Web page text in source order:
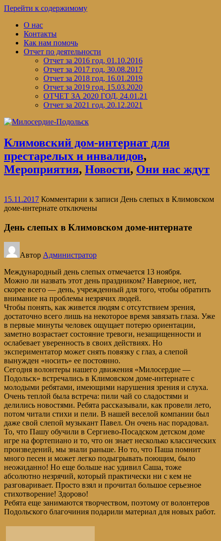
Перейти к содержимому
О нас
Контакты
Как нам помочь
Отчет по деятельности
Отчет за 2016 год, 01.10.2016
Отчет за 2017 год, 30.08.2017
Отчет за 2018 год, 16.01.2019
Отчет за 2019 год, 15.03.2020
ОТЧЕТ ЗА 2020 ГОД, 24.01.21
Отчет за 2021 год, 20.12.2021
Климовский дом-интернат для
престарелых и инвалидов,
Мероприятия, Новости, Они нас ждут
15.11.2017 Комментарии к записи День слепых в Климовском
доме-интернате отключены
День слепых в Климовском доме-интернате
Автор Администратор
Международный день слепых отмечается 13 ноября.
Можно ли назвать этот день праздником? Наверное, нет,
скорее всего — день, учрежденный для того, чтобы обратить
внимание на проблемы незрячих людей.
Чтобы понять, как живется людям с отсутствием зрения,
достаточно всего лишь на некоторое время завязать глаза. Уже
в первые минуты человек ощущает потерю ориентации,
заметно возрастает состояние тревоги, незащищенности и
ослабевает уверенность в своих действиях. Но
экспериментатор может снять повязку с глаз, а слепой
вынужден «носить» ее постоянно.
Сегодня волонтеры нашего движения «Милосердие —
Подольск» встречались в Климовском доме-интернате с
молодыми ребятами, имеющими нарушения зрения и слуха.
Очень теплой была встреча: пили чай со сладостями и
делились новостями. Ребята рассказывали, как провели лето,
потом читали стихи и пели. В нашей веселой компании был
даже свой слепой музыкант Павел. Он очень нас порадовал.
То, что Пашу обучили в Сергиево-Посадском детском доме
игре на фортепиано и то, что он знает несколько классических
произведений, мы знали раньше. Но то, что Паша помнит
много песен и может легко подыгрывать поющим, было
неожиданно! Но еще больше нас удивил Саша, тоже
абсолютно незрячий, который практически ни с кем не
разговаривает. Просто взял и прочитал большое серьезное
стихотворение! Здорово!
Ребята еще занимаются творчеством, поэтому от волонтеров
Подольского благочиния подарили материал для новых работ.